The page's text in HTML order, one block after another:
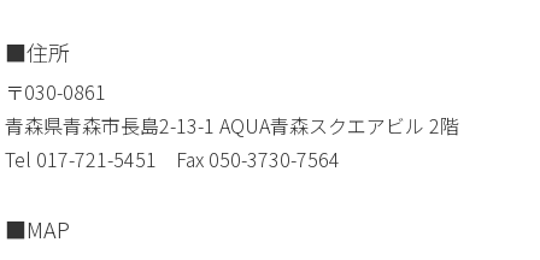
住所
〒030-0861
青森県青森市長島2-13-1 AQUA青森スクエアビル 2階
Tel 017-721-5451 Fax 050-3730-7564
MAP